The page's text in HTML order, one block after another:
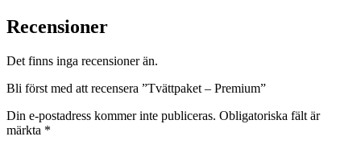
Recensioner
Det finns inga recensioner än.
Bli först med att recensera ”Tvättpaket – Premium”
Din e-postadress kommer inte publiceras. Obligatoriska fält är
märkta *